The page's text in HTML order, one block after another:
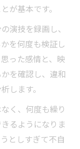
が基本です。
演技を録画し、
を何度も検証し
った感情と、映
を確認し、違和
します。
く、何度も繰り
るようになりま
としすぎて不自